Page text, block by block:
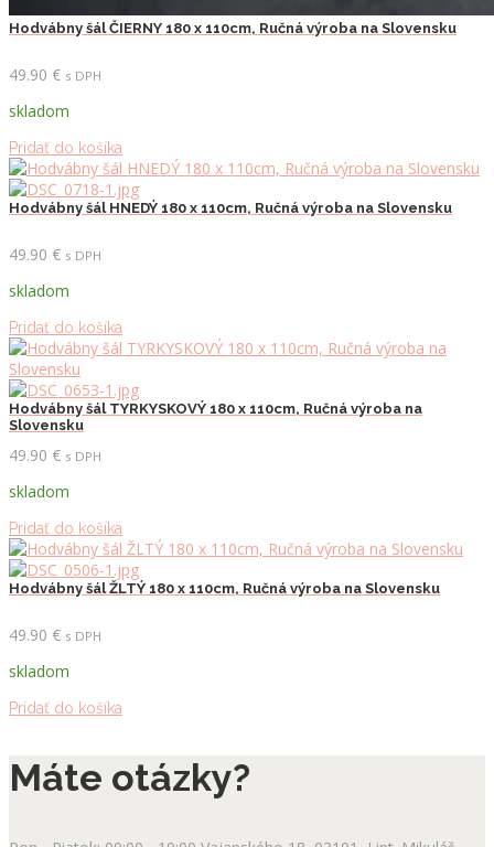
Hodvábny šál ČIERNY 180 x 110cm, Ručná výroba na Slovensku
49.90 € s DPH
skladom
Pridať do košíka
Hodvábny šál HNEDÝ 180 x 110cm, Ručná výroba na Slovensku
49.90 € s DPH
skladom
Pridať do košíka
Hodvábny šál TYRKYSKOVÝ 180 x 110cm, Ručná výroba na
Slovensku
49.90 € s DPH
skladom
Pridať do košíka
Hodvábny šál ŽLTÝ 180 x 110cm, Ručná výroba na Slovensku
49.90 € s DPH
skladom
Pridať do košíka
Máte otázky?